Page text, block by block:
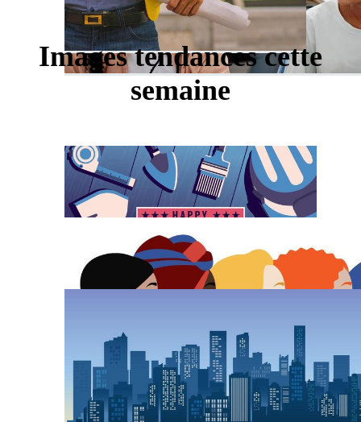
Images tendances cette
semaine